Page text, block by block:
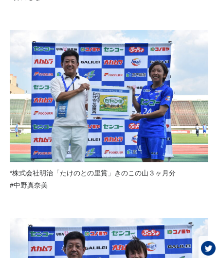
*株式会社明治「たけのとの里賞」きのこの山３ヶ月分
#中野真奈美